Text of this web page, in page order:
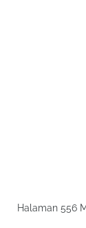
Halaman 556